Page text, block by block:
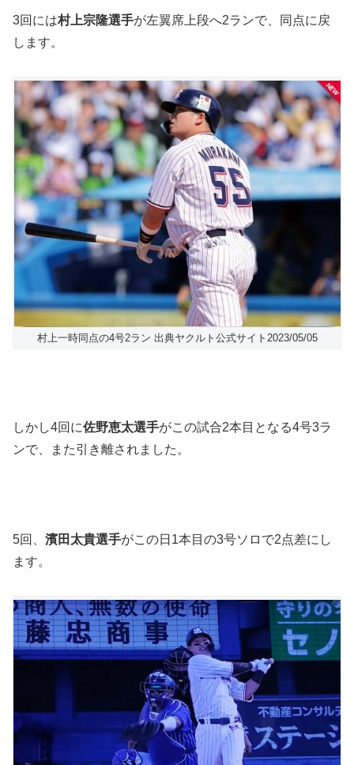
3回には村上宗隆選手が左翼席上段へ2ランで、同点に戻
します。
村上一時同点の4号2ラン 出典ヤクルト公式サイト2023/05/05
しかし4回に佐野恵太選手がこの試合2本目となる4号3ラ
ンで、また引き離されました。
5回、 濱田太貴選手がこの日1本目の3号ソロで2点差にし
ます。